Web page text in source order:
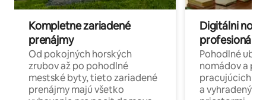
Kompletne zariadené
prenájmy
Od pokojných horských
zrubov až po pohodlné
mestské byty, tieto zariadené
prenájmy majú všetko
Digitálni
profesionáli
Pohodlné
nomádov a
pracujúcich
a